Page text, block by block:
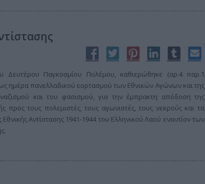
Παγκοσμίου Πολέμου, καθιερώθηκε (αρ.4 παρ.1
ημέρα πανελλαδικού εορτασμού των Εθνικών Αγώνων και της
και του φασισμού, για την έμπρακτη απόδοση της
προς τους πολεμιστές, τους αγωνιστές, τους νεκρούς και τα
Αντίστασης 1941-1944 του Ελληνικού Λαού εναντίον των